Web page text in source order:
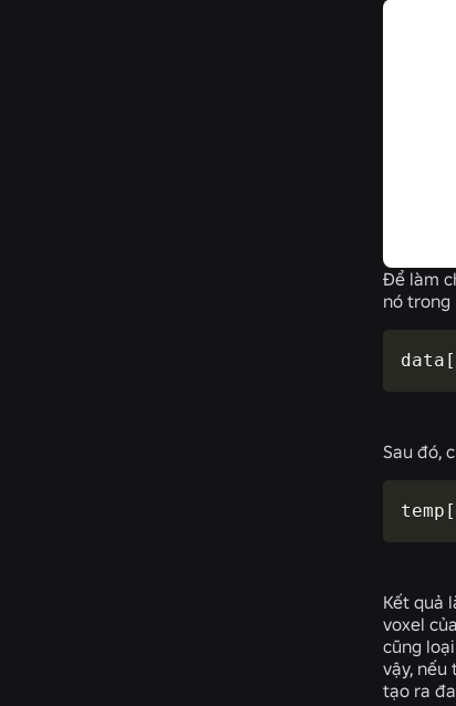
Để làm
nó trong
Sau đó,
Kết quả
voxel
cũng
vậy, nếu
tạo ra